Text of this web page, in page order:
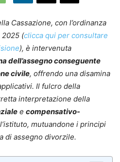
Cassazione, con l’ordinanza
(clicca qui per consultare
), è intervenuta
dell’assegno conseguente
civile, offrendo una disamina
Il fulcro della
interpretazione della
e compensativo-
mutuandone i principi
di assegno divorzile.